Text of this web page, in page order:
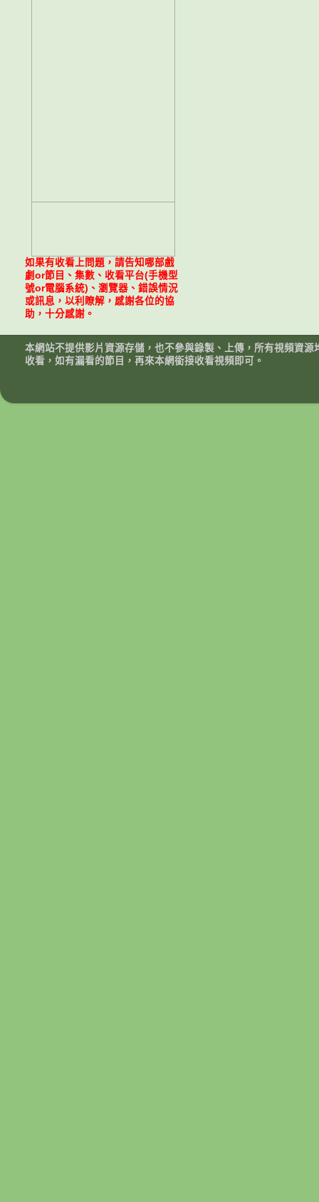
如果有收看上問題，請告知哪部戲
劇or節目、集數、收看平台(手機型
號or電腦系統)、瀏覽器、錯誤情況
或訊息，以利瞭解，感謝各位的協
助，十分感謝。
本網站不提供影片資源存儲，也不參與錄製、上傳，所有視頻資
收看，如有漏看的節目，再來本網銜接收看視頻即可。